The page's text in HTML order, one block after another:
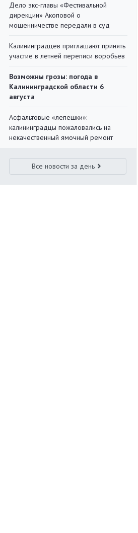
Дело экс-главы «Фестивальной
дирекции» Акоповой о
мошенничестве передали в суд
Калининградцев приглашают принять
участие в летней переписи воробьев
Возможны грозы: погода в
Калининградской области 6
августа
Асфальтовые «лепешки»:
калининградцы пожаловались на
некачественный ямочный ремонт
Все новости за день